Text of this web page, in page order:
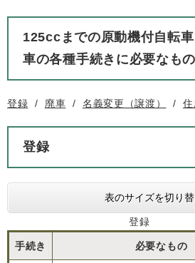
125ccまでの原動機付自転
車の各種手続きに必要なもの
登録 / 廃車 / 名義変更（譲渡） / 住
登録
表のサイズを切り
登録
手続き 必要なもの